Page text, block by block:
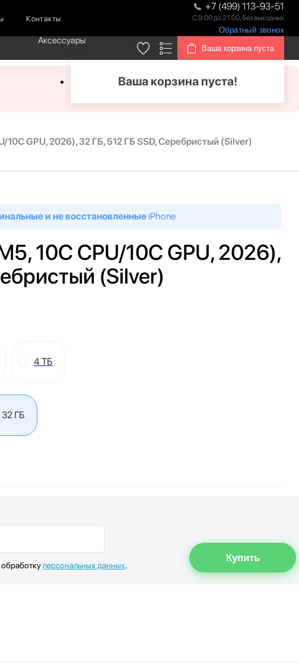
Контакты
+7 (499) 113-93-51
С 9:00 до 21:00, без выходных
Обратный звонок
Аксессуары
Ваша корзина пуста
Ваша корзина пуста!
10C GPU, 2026), 32 ГБ, 512 ГБ SSD, Cеребристый (Silver)
и не восстановленныеiPhone
10C CPU/10C GPU, 2026),
(Silver)
4 ТБ
32 ГБ
персональных данных.